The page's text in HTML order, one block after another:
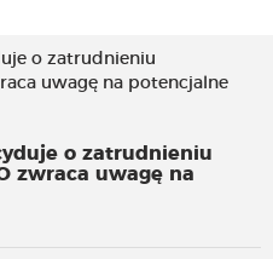
o zatrudnieniu
zwraca uwagę na